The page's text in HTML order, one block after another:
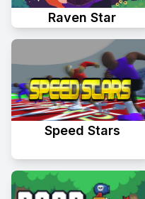
Raven Star
Speed Stars